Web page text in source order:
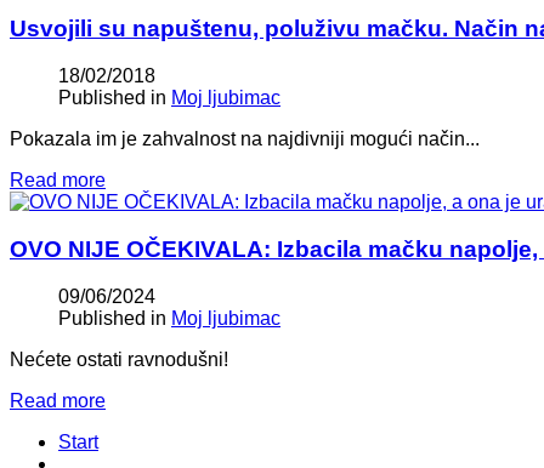
Usvojili su napuštenu, poluživu mačku. Način
18/02/2018
Published in Moj ljubimac
Pokazala im je zahvalnost na najdivniji mogući način...
Read more
OVO NIJE OČEKIVALA: Izbacila mačku
09/06/2024
Published in Moj ljubimac
Nećete ostati ravnodušni!
Read more
Start